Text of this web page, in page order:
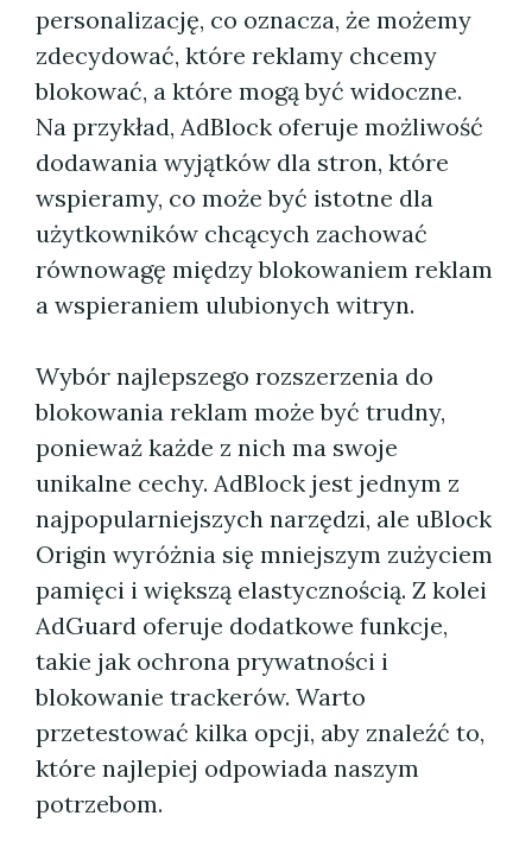
personalizację, co oznacza, że możemy
zdecydować, które reklamy chcemy
blokować, a które mogą być widoczne.
Na przykład, AdBlock oferuje możliwość
dodawania wyjątków dla stron, które
wspieramy, co może być istotne dla
użytkowników chcących zachować
równowagę między blokowaniem reklam
a wspieraniem ulubionych witryn.
Wybór najlepszego rozszerzenia do
blokowania reklam może być trudny,
ponieważ każde z nich ma swoje
unikalne cechy. AdBlock jest jednym z
najpopularniejszych narzędzi, ale uBlock
Origin wyróżnia się mniejszym zużyciem
pamięci i większą elastycznością. Z kolei
AdGuard oferuje dodatkowe funkcje,
takie jak ochrona prywatności i
blokowanie trackerów. Warto
przetestować kilka opcji, aby znaleźć to,
które najlepiej odpowiada naszym
potrzebom.